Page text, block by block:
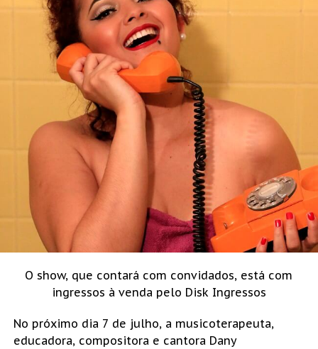
O show, que contará com convidados, está com
ingressos à venda pelo Disk Ingressos
No próximo dia 7 de julho, a musicoterapeuta,
educadora, compositora e cantora Dany